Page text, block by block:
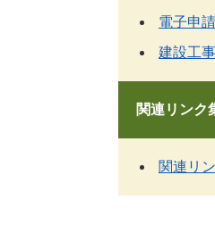
電子申
建設工
関連リンク
関連リ